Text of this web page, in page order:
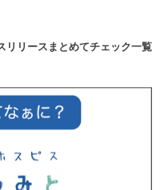
リリースまとめてチェック一覧